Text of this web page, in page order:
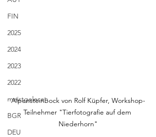
FIN
2025
2024
2023
2022
meistgelesen
BGR
DEU
Alpensteinbock von Rolf Küpfer, Workshop-
Teilnehmer "Tierfotografie auf dem
Niederhorn"